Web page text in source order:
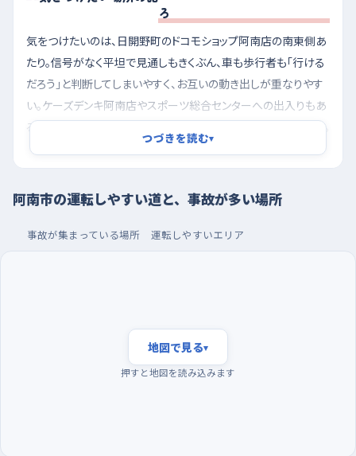
ろ
気をつけたいのは、日開野町のドコモショップ阿南店の南東側あ
たり。信号がなく平坦で見通しもきくぶん、車も歩行者も「行ける
だろう」と判断してしまいやすく、お互いの動き出しが重なりやす
い。ケーズデンキ阿南店やスポーツ総合センターへの出入りもあ
るので、店の駐車場から鼻先を出してくる車を早めに見つけたい。
もうひとつは新野町交差点。ローソン阿南新野店を南に見るあ
たりで、道が北へ向かってゆるやかに下っているため、下り側から
来る車は思ったより速度が乗っていて、しかも信号がないので自
にくいから、交差点の手前でしっかり速度を落としてから頭を出
朝いちばんを避け、夜のショッピングセンターで駐車
朝の通勤と通学が重なる時間帯は、急いでいる車も多く、道を譲
つづきを読む▾
阿南市の運転しやすい道と、事故が多い場所
事故が集まっている場所 運転しやすいエリア
地図で見る▾
押すと地図を読み込みます